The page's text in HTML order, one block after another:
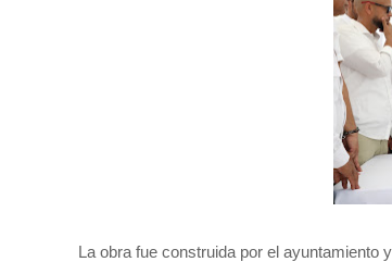
La obra fue construida por el ayuntamiento